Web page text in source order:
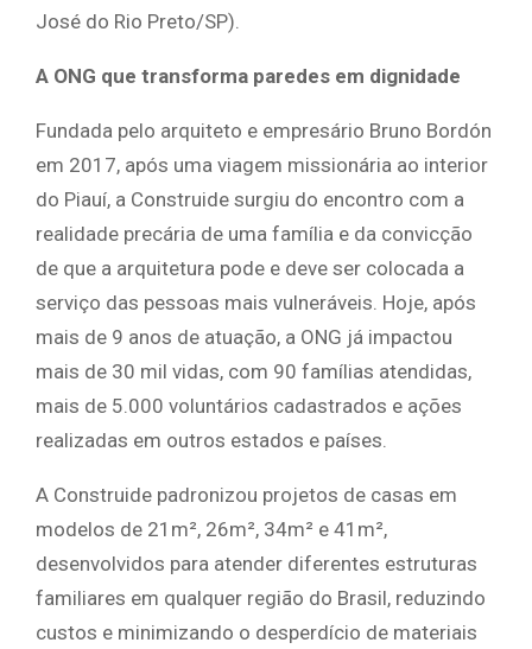
José do Rio Preto/SP).
A ONG que transforma paredes em dignidade
Fundada pelo arquiteto e empresário Bruno Bordón
em 2017, após uma viagem missionária ao interior
do Piauí, a Construide surgiu do encontro com a
realidade precária de uma família e da convicção
de que a arquitetura pode e deve ser colocada a
serviço das pessoas mais vulneráveis. Hoje, após
mais de 9 anos de atuação, a ONG já impactou
mais de 30 mil vidas, com 90 famílias atendidas,
mais de 5.000 voluntários cadastrados e ações
realizadas em outros estados e países.
A Construide padronizou projetos de casas em
modelos de 21m², 26m², 34m² e 41m²,
desenvolvidos para atender diferentes estruturas
familiares em qualquer região do Brasil, reduzindo
custos e minimizando o desperdício de materiais